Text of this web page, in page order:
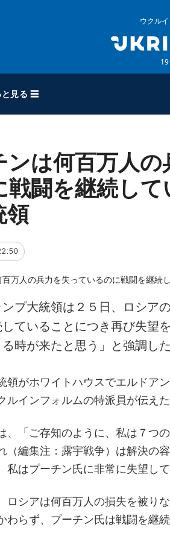
ウクル
と見る ☰
ウクルインフォルム
ウクルインフォルムについ
て
ンは何百万人
戦闘を継続し
領
プ大統領は２５日、ロシア
ていることにつき再び失望
る時が来たと思う」と強調した
領がホワイトハウスでエルドア
ルインフォルムの特派員が伝えた
、「ご存知のように、私は７つ
（編集注：露宇戦争）は解決の
私はプーチン氏に非常に失望し
ロシアは何百万人の損失を被り
わらず、プーチン氏は戦闘を継